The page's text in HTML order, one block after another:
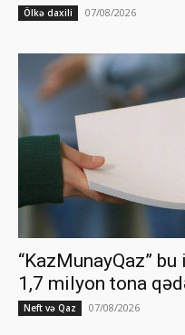
Ölkə daxili 07/08/2026
“KazMunayQaz”
1,7 milyon tona
Neft və Qaz 07/08/2026